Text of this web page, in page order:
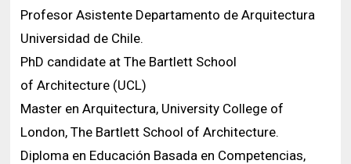
Profesor Asistente Departamento de Arquitectura
Universidad de Chile.
PhD candidate at The Bartlett School
of Architecture (UCL)
Master en Arquitectura, University College of
London, The Bartlett School of Architecture.
Diploma en Educación Basada en Competencias,